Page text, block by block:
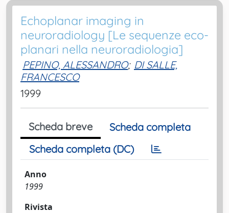
Echoplanar imaging in
neuroradiology [Le sequenze eco-
planari nella neuroradiologia]
PEPINO, ALESSANDRO; DI SALLE,
FRANCESCO
1999
Scheda breve
Scheda completa
Scheda completa (DC)
Anno
1999
Rivista